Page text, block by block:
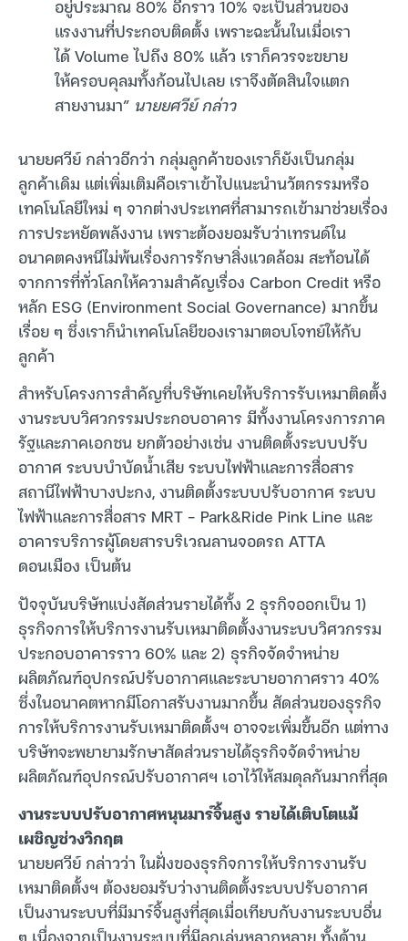
อยู่ประมาณ 80% อีกราว 10% จะเป็นส่วนของ
แรงงานที่ประกอบติดตั้ง เพราะฉะนั้นในเมื่อเรา
ได้ Volume ไปถึง 80% แล้ว เราก็ควรจะขยาย
ให้ครอบคุลมทั้งก้อนไปเลย เราจึงตัดสินใจแตก
สายงานมา” นายยศวีย์ กล่าว
นายยศวีย์ กล่าวอีกว่า กลุ่มลูกค้าของเราก็ยังเป็นกลุ่ม
ลูกค้าเดิม แต่เพิ่มเติมคือเราเข้าไปแนะนำนวัตกรรมหรือ
เทคโนโลยีใหม่ ๆ จากต่างประเทศที่สามารถเข้ามาช่วยเรื่อง
การประหยัดพลังงาน เพราะต้องยอมรับว่าเทรนด์ใน
อนาคตคงหนีไม่พ้นเรื่องการรักษาสิ่งแวดล้อม สะท้อนได้
จากการที่ทั่วโลกให้ความสำคัญเรื่อง Carbon Credit หรือ
หลัก ESG (Environment Social Governance) มากขึ้น
เรื่อย ๆ ซึ่งเราก็นำเทคโนโลยีของเรามาตอบโจทย์ให้กับ
ลูกค้า
สำหรับโครงการสำคัญที่บริษัทเคยให้บริการรับเหมาติดตั้ง
งานระบบวิศวกรรมประกอบอาคาร มีทั้งงานโครงการภาค
รัฐและภาคเอกชน ยกตัวอย่างเช่น งานติดตั้งระบบปรับ
อากาศ ระบบบำบัดน้ำเสีย ระบบไฟฟ้าและการสื่อสาร
สถานีไฟฟ้าบางปะกง, งานติดตั้งระบบปรับอากาศ ระบบ
ไฟฟ้าและการสื่อสาร MRT – Park&Ride Pink Line และ
อาคารบริการผู้โดยสารบริเวณลานจอดรถ ATTA
ดอนเมือง เป็นต้น
ปัจจุบันบริษัทแบ่งสัดส่วนรายได้ทั้ง 2 ธุรกิจออกเป็น 1)
ธุรกิจการให้บริการงานรับเหมาติดตั้งงานระบบวิศวกรรม
ประกอบอาคารราว 60% และ 2) ธุรกิจจัดจำหน่าย
ผลิตภัณฑ์อุปกรณ์ปรับอากาศและระบายอากาศราว 40%
ซึ่งในอนาคตหากมีโอกาสรับงานมากขึ้น สัดส่วนของธุรกิจ
การให้บริการงานรับเหมาติดตั้งฯ อาจจะเพิ่มขึ้นอีก แต่ทาง
บริษัทจะพยายามรักษาสัดส่วนรายได้ธุรกิจจัดจำหน่าย
ผลิตภัณฑ์อุปกรณ์ปรับอากาศฯ เอาไว้ให้สมดุลกันมากที่สุด
งานระบบปรับอากาศหนุนมาร์จิ้นสูง รายได้เติบโตแม้
เผชิญช่วงวิกฤต
นายยศวีย์ กล่าวว่า ในฝั่งของธุรกิจการให้บริการงานรับ
เหมาติดตั้งฯ ต้องยอมรับว่างานติดตั้งระบบปรับอากาศ
เป็นงานระบบที่มีมาร์จิ้นสูงที่สุดเมื่อเทียบกับงานระบบอื่น